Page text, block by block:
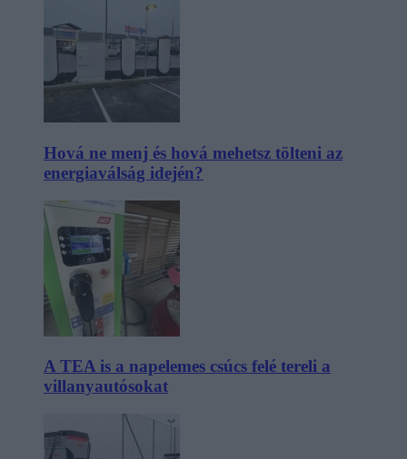
Hová ne menj és hová mehetsz tölteni az
energiaválság idején?
A TEA is a napelemes csúcs felé tereli a
villanyautósokat